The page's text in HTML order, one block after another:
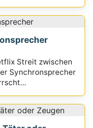
Streit zwischen
Synchronsprecher